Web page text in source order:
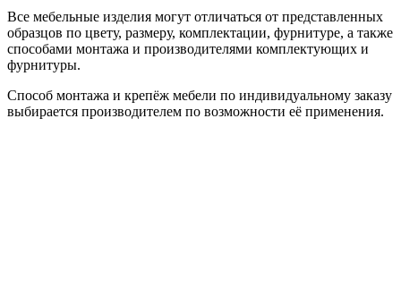
Все мебельные изделия могут отличаться от представленных
образцов по цвету, размеру, комплектации, фурнитуре, а также
способами монтажа и производителями комплектующих и
фурнитуры.
Способ монтажа и крепёж мебели по индивидуальному заказу
выбирается производителем по возможности её применения.